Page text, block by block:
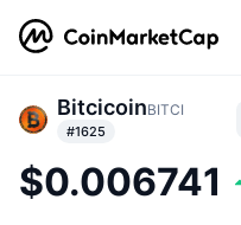
BitcicoinBITCI
#1625
$0.006741